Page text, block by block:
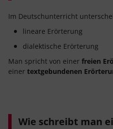
Im Deutschunterricht
lineare Erörterung
dialektische Erörterung
Man spricht von einer freien
einer textgebundenen
Wie schreibt man